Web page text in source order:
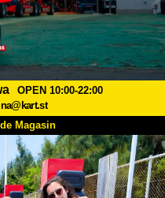
OPEN 10:00-22:00
Magasin
Tarifs